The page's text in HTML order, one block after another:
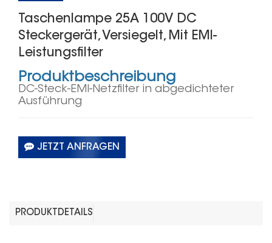
Taschenlampe 25A 100V DC
Steckergerät, Versiegelt, Mit EMI-
Leistungsfilter
Produktbeschreibung
DC-Steck-EMI-Netzfilter in abgedichteter
Ausführung
JETZT ANFRAGEN
PRODUKTDETAILS